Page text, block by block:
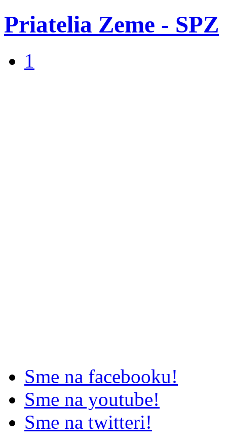
Priatelia Zeme - SPZ
1
Sme na facebooku!
Sme na youtube!
Sme na twitteri!